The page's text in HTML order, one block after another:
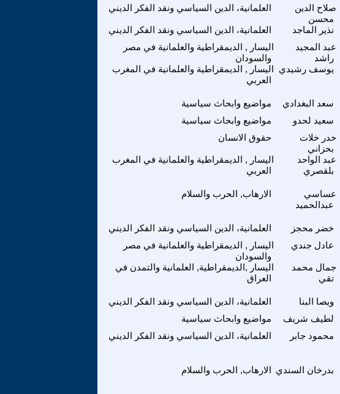
العلمانية، الدين السياسي ونقد الفكر الديني
صلاح الدين
محسن
العلمانية، الدين السياسي ونقد الفكر الديني نذير الماجد
اليسار , الديمقراطية والعلمانية في مصر
والسودان
عبد المجيد
راشد
اليسار , الديمقراطية والعلمانية في المغرب
العربي
يوسف رشيدي
مواضيع وابحاث سياسية سعد البغدادي
مواضيع وابحاث سياسية
سعيد لحدو
حقوق الانسان
خدر خلات
بحزاني
اليسار , الديمقراطية والعلمانية في المغرب
العربي
عبد الواحد
بلقصري
الارهاب, الحرب والسلام
عساسي
عبدالحميد
العلمانية، الدين السياسي ونقد الفكر الديني خضر محجز
اليسار , الديمقراطية والعلمانية في مصر
والسودان
عادل جندي
اليسار ,الديمقراطية, العلمانية والتمدن في
العراق
جمال محمد
تقي
العلمانية، الدين السياسي ونقد الفكر الديني ويصا البنا
مواضيع وابحاث سياسية
لطيف شريف
العلمانية، الدين السياسي ونقد الفكر الديني
محمود جابر
الارهاب, الحرب والسلام بدرخان السندي